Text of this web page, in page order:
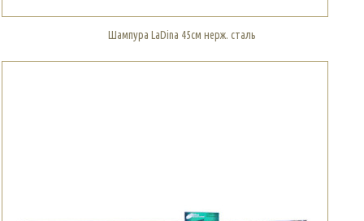
Шампура LaDina 45см нерж. сталь